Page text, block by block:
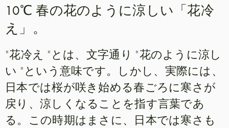
10℃ 春の花のように涼しい「花冷
え」。
"花冷え "とは、文字通り "花のように涼し
い "という意味です。しかし、実際には、
日本では桜が咲き始める春ごろに寒さが
戻り、涼しくなることを指す言葉であ
る。この時期はまさに、日本では寒さも